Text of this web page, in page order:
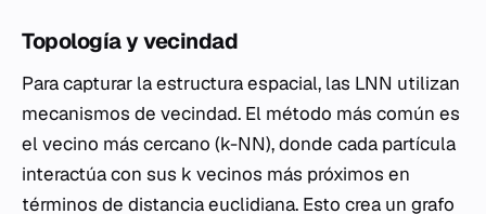
Topología y vecindad
Para capturar la estructura espacial, las LNN utilizan
mecanismos de vecindad. El método más común es
el vecino más cercano (k-NN), donde cada partícula
interactúa con sus k vecinos más próximos en
términos de distancia euclidiana. Esto crea un grafo